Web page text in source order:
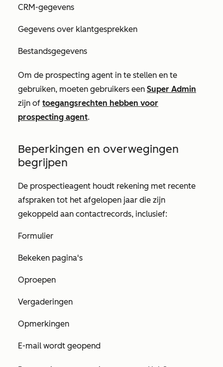
CRM-gegevens
Gegevens over klantgesprekken
Bestandsgegevens
Om de prospecting agent in te stellen en te
gebruiken, moeten gebruikers een Super Admin
zijn of toegangsrechten hebben voor
prospecting agent.
Beperkingen en overwegingen
begrijpen
De prospectieagent houdt rekening met recente
afspraken tot het afgelopen jaar die zijn
gekoppeld aan contactrecords, inclusief:
Formulier
Bekeken pagina's
Oproepen
Vergaderingen
Opmerkingen
E-mail wordt geopend